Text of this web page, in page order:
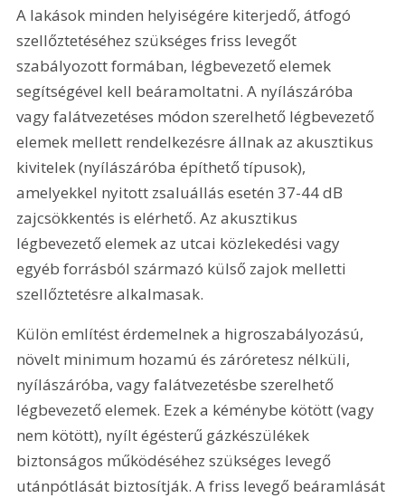
A lakások minden helyiségére kiterjedő, átfogó
szellőztetéséhez szükséges friss levegőt
szabályozott formában, légbevezető elemek
segítségével kell beáramoltatni. A nyílászáróba
vagy falátvezetéses módon szerelhető légbevezető
elemek mellett rendelkezésre állnak az akusztikus
kivitelek (nyílászáróba építhető típusok),
amelyekkel nyitott zsaluállás esetén 37-44 dB
zajcsökkentés is elérhető. Az akusztikus
légbevezető elemek az utcai közlekedési vagy
egyéb forrásból származó külső zajok melletti
szellőztetésre alkalmasak.
Külön említést érdemelnek a higroszabályozású,
növelt minimum hozamú és záróretesz nélküli,
nyílászáróba, vagy falátvezetésbe szerelhető
légbevezető elemek. Ezek a kéménybe kötött (vagy
nem kötött), nyílt égésterű gázkészülékek
biztonságos működéséhez szükséges levegő
utánpótlását biztosítják. A friss levegő beáramlását